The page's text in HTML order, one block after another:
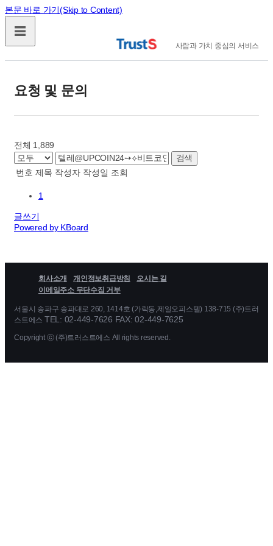
본문 바로 가기(Skip to Content)
사람과 가치 중심의 서비스
요청 및 문의
전체 1,889
검색
번호 제목 작성자 작성일 조회
1
글쓰기
Powered by KBoard
회사소개 개인정보취급방침
오시는 길
이메일주소 무단수집 거부
서울시 송파구 송파대로 260, 1414호 (가락동,제일오피스텔) 138-715 (주)트러
스트에스 TEL: 02-449-7626 FAX: 02-449-7625
Copyright ⓒ (주)트러스트에스 All rights reserved.